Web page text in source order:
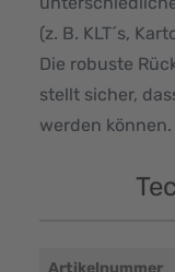
(z. B. KLT´s,
Die robuste
stellt sicher,
werden können.
Artikelnummer